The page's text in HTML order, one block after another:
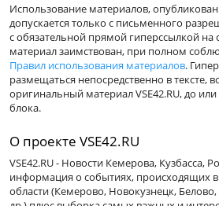
Использование материалов,
допускается только с письменного
с обязательной прямой гиперссылкой на
материал заимствован, при полном
Правил использования материалов.
размещаться непосредственно в тексте,
оригинальный материал VSE42.RU, до
блока.
О проекте VSE42.RU
VSE42.RU - Новости Кемерова, Кузбасса,
информация о событиях, происходящих
области (Кемерово, Новокузнецк,